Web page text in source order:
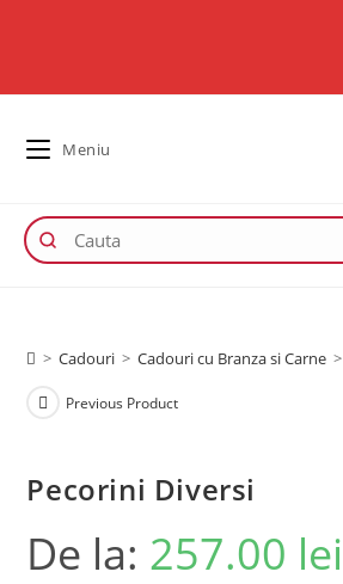
Meniu
> Cadouri > Cadouri cu Branza si Carne >
Previous Product
Pecorini Diversi
De la: 257.00 lei